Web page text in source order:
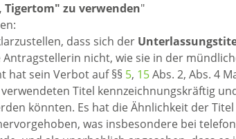
Tigertom" zu verwenden"
dass sich der
Antragstellerin nicht, wie sie in der
hat sein Verbot auf §§ 5, 15Abs. 2, Abs. 4
Titel kennzeichnungskräftig
könnten. Es hat die Ähnlichkeit der
was insbesondere bei